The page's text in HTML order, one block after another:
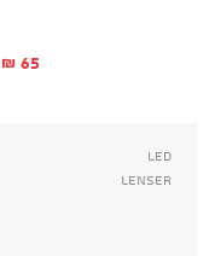
₪ 65
Led
Lenser